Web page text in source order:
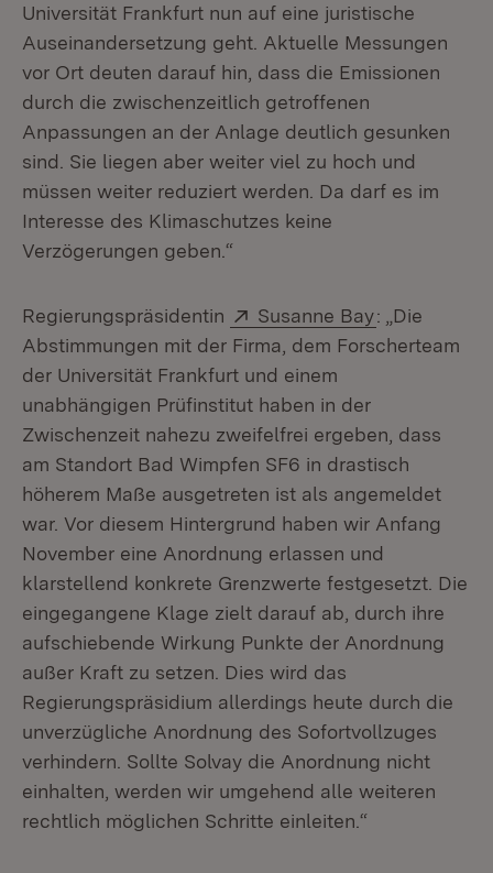
Universität Frankfurt nun auf eine juristische
Auseinandersetzung geht. Aktuelle Messungen
vor Ort deuten darauf hin, dass die Emissionen
durch die zwischenzeitlich getroffenen
Anpassungen an der Anlage deutlich gesunken
sind. Sie liegen aber weiter viel zu hoch und
müssen weiter reduziert werden. Da darf es im
Interesse des Klimaschutzes keine
Verzögerungen geben.“
Regierungspräsidentin Extern:
Susanne Bay(Öffnet in
: „Die
Abstimmungen mit der Firma, dem Forscherteam
der Universität Frankfurt und einem
unabhängigen Prüfinstitut haben in der
Zwischenzeit nahezu zweifelfrei ergeben, dass
am Standort Bad Wimpfen SF6 in drastisch
höherem Maße ausgetreten ist als angemeldet
war. Vor diesem Hintergrund haben wir Anfang
November eine Anordnung erlassen und
klarstellend konkrete Grenzwerte festgesetzt. Die
eingegangene Klage zielt darauf ab, durch ihre
aufschiebende Wirkung Punkte der Anordnung
außer Kraft zu setzen. Dies wird das
Regierungspräsidium allerdings heute durch die
unverzügliche Anordnung des Sofortvollzuges
verhindern. Sollte Solvay die Anordnung nicht
einhalten, werden wir umgehend alle weiteren
rechtlich möglichen Schritte einleiten.“